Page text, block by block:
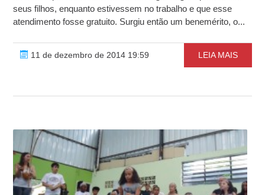
seus filhos, enquanto estivessem no trabalho e que esse
atendimento fosse gratuito. Surgiu então um benemérito, o...
11 de dezembro de 2014 19:59 LEIA MAIS